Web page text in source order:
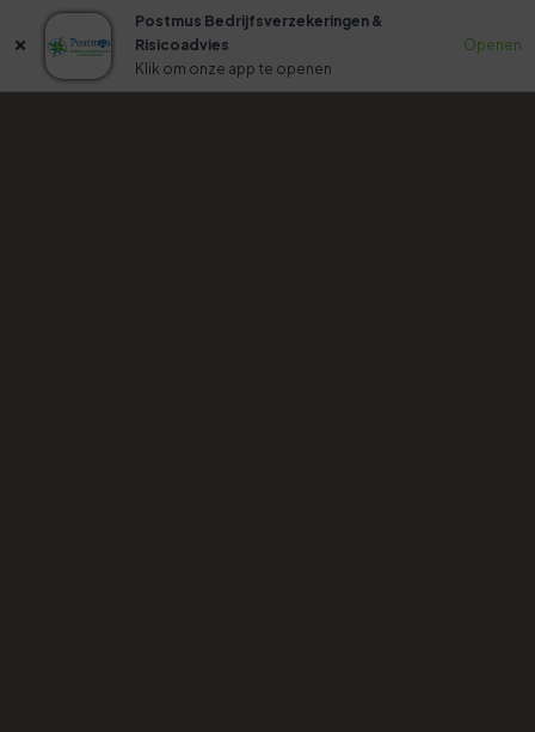
Postmus Bedrijfsverzekeringen &
Risicoadvies
Klik om onze app te openen
Openen